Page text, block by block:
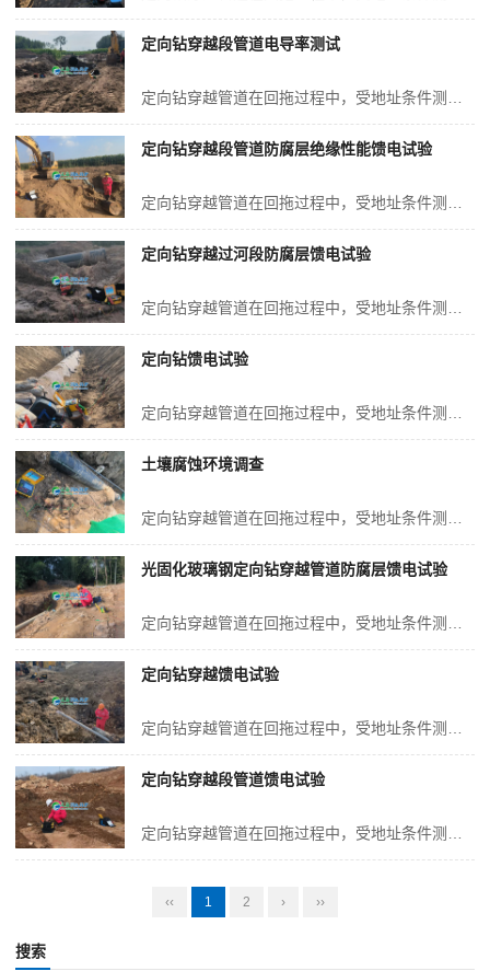
定向钻穿越段管道电导率测试
定向钻穿越段管道防腐层绝缘性能馈电试验
定向钻穿越过河段防腐层馈电试验
定向钻馈电试验
土壤腐蚀环境调查
光固化玻璃钢定向钻穿越管道防腐层馈电试验
定向钻穿越馈电试验
定向钻穿越段管道馈电试验
‹‹ 1 2 › ››
搜索